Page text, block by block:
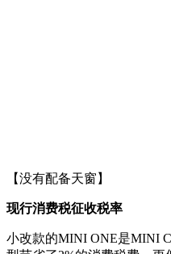
【没有配备天窗】
现行消费税征收税率
小改款的MINI ONE是MINI